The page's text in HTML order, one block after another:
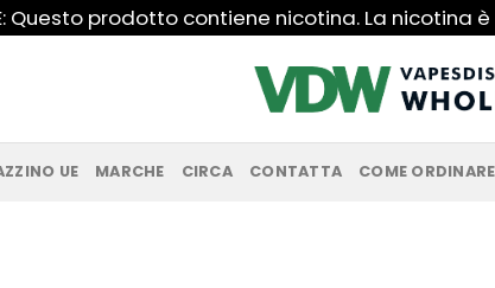
Questo prodotto contiene nicotina. La
UE MARCHE CIRCA CONTATTA COME ORDINARE